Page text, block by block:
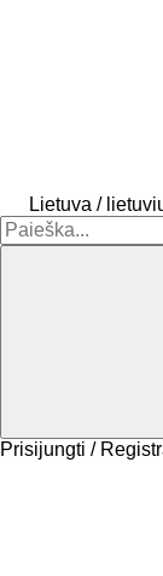
Lietuva /
Prisijungti /